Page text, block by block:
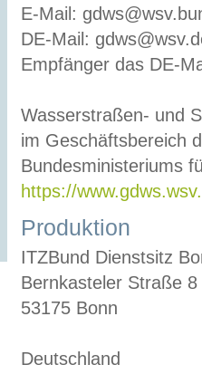
E-Mail:
DE-Mail:
Empfänger das DE-
Wasserstraßen- und
im Geschäftsbereich
Bundesministeriums
https://
Produktion
ITZBund Dienstsitz
Bernkasteler Straße 8
53175 Bonn
Deutschland